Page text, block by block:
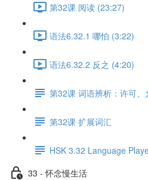
第32课 阅读 (23:27)
语法6.32.1 哪怕 (3:22)
语法6.32.2 反之 (4:20)
第32课 词语辨析：许可、
第32课 扩展词汇
HSK 3.32 Language
33 - 怀念慢生活